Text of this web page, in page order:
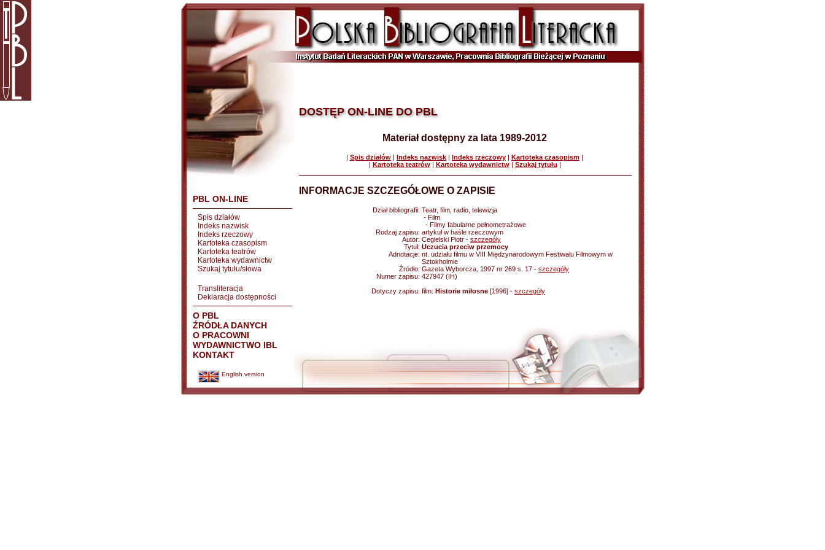
PBL ON-LINE
Spis działów
Indeks nazwisk
Indeks rzeczowy
Kartoteka czasopism
Kartoteka teatrów
Kartoteka wydawnictw
Szukaj tytułu/słowa
Transliteracja
Deklaracja dostępności
O PBL
ŹRÓDŁA DANYCH
O PRACOWNI
WYDAWNICTWO IBL
KONTAKT
English version
DOSTĘP ON-LINE DO PBL
Materiał dostępny za lata 1989-2012
| Spis działów | Indeks nazwisk | Indeks rzeczowy | Kartoteka czasopism |
| Kartoteka teatrów| Kartoteka wydawnictw| Szukaj tytułu |
INFORMACJE SZCZEGÓŁOWE O ZAPISIE
Dział bibliografii: Teatr, film, radio, telewizja
- Film
- Filmy fabularne pełnometrażowe
Rodzaj zapisu: artykuł w haśle rzeczowym
Autor: Cegielski Piotr - szczegóły
Tytuł: Uczucia przeciw przemocy
Adnotacje: nt. udziału filmu w VIII Międzynarodowym Festiwalu Filmowym w
Sztokholmie
Źródło: Gazeta Wyborcza, 1997 nr 269 s. 17 - szczegóły
Numer zapisu: 427947 (IH)
Dotyczy zapisu: film: Historie miłosne [1996] - szczegóły